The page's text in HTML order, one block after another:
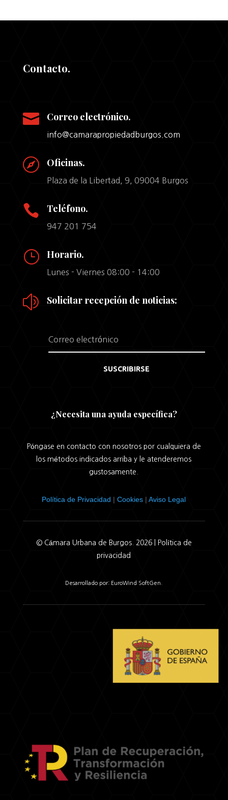
Contacto.
 Correo electrónico.
info@camarapropiedadburgos.com
 Oficinas.
Plaza de la Libertad, 9, 09004 Burgos
 Teléfono.
947 201 754
} Horario.
Lunes - Viernes 08:00 - 14:00
z Solicitar recepción de noticias:
SUSCRIBIRSE
¿Necesita una ayuda específica?
Póngase en contacto con nosotros por cualquiera de
los métodos indicados arriba y le atenderemos
gustosamente.
Política de Privacidad |Cookies |Aviso Legal
© Cámara Urbana de Burgos. 2026 |
Política de
privacidad
Desarrollado por: EuroWind SoftGen.